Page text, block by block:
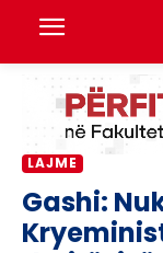
LAJME
Gashi: